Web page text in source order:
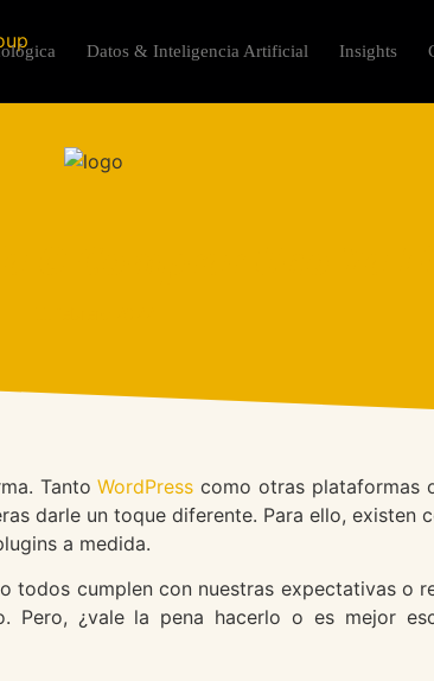
Datos & Inteligencia Artificial Insights
TantoWordPress como otras plataformas
darle un toque diferente. Para ello, existen
a medida.
todos cumplen con nuestras expectativas o
Pero, ¿vale la pena hacerlo o es mejor